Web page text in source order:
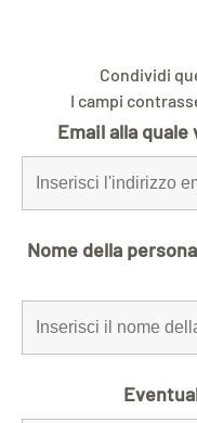
Condividi
I campi
Email alla
Nome della